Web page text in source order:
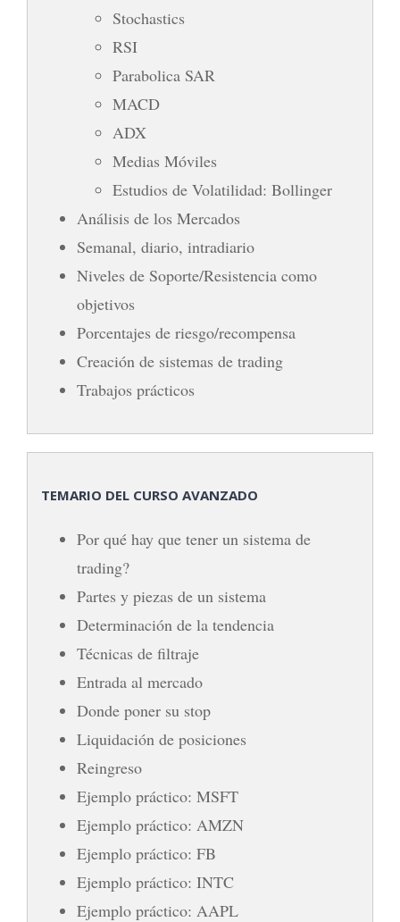
Stochastics
RSI
Parabolica SAR
MACD
ADX
Medias Móviles
Estudios de Volatilidad: Bollinger
Análisis de los Mercados
Semanal, diario, intradiario
Niveles de Soporte/Resistencia como
objetivos
Porcentajes de riesgo/recompensa
Creación de sistemas de trading
Trabajos prácticos
TEMARIO DEL CURSO AVANZADO
Por qué hay que tener un sistema de
trading?
Partes y piezas de un sistema
Determinación de la tendencia
Técnicas de filtraje
Entrada al mercado
Donde poner su stop
Liquidación de posiciones
Reingreso
Ejemplo práctico: MSFT
Ejemplo práctico: AMZN
Ejemplo práctico: FB
Ejemplo práctico: INTC
Ejemplo práctico: AAPL